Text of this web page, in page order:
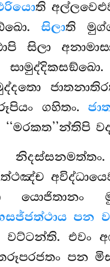
ති
සිලාති
සිලා
ගහිතං.
යොජිතානං
පන
වට්ටන්ති. එවං
පන